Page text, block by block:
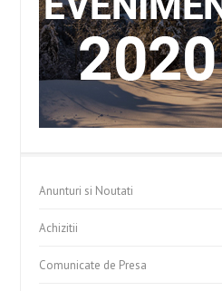
Anunturi si Noutati
Achizitii
Comunicate de Presa